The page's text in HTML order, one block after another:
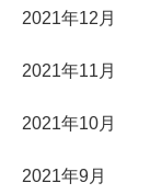
2021年12月
2021年11月
2021年10月
2021年9月